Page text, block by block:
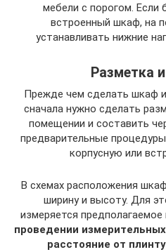
мебели с порогом. Если
встроенный шкаф, на
устанавливать нижние
Разметка
Прежде чем сделать шкаф
сначала нужно сделать
помещении и составить
предварительные
корпусную или
В схемах расположения
ширину и высоту. Для
измеряется предполагаемое
проведении
расстояние от